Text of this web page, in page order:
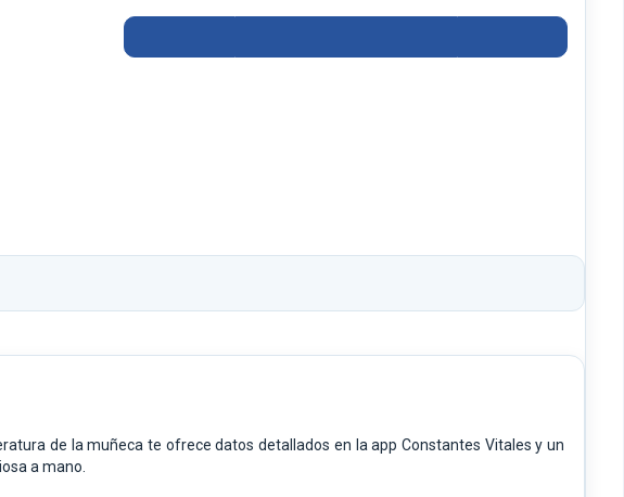
de la muñeca te ofrece datos detallados en la app Constantes Vitales y un
a mano.